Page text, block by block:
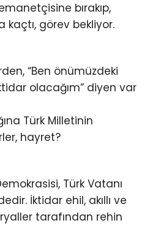
bırakıp,
kaçtı, görev bekliyor.
“Ben önümüzdeki
olacağım” diyen var
Türk Milletinin
hayret?
Türk Vatanı
İktidar ehil, akıllı ve
tarafından rehin